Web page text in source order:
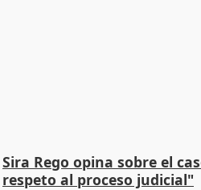
Sira Rego opina sobre el
respeto al proceso judicial"